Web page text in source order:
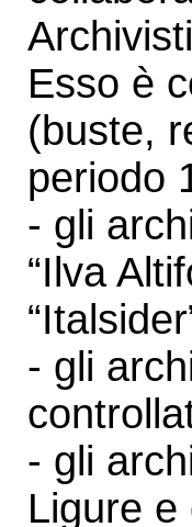
Esso è
(buste,
periodo
- gli
“Ilva
- gli
- gli
Ligure e